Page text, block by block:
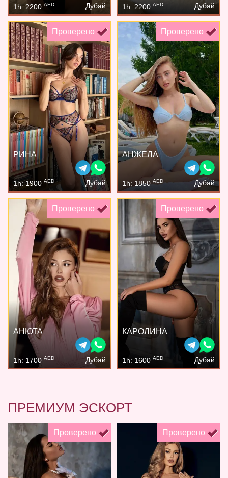
1h: 2200 AED Дубай 1h: 2200 AED Дубай
Проверено
РИНА
1h: 1900 AED Дубай
Проверено
АНЖЕЛА
1h: 1850AED Дубай
Проверено
АНЮТА
1h: 1700 AED Дубай
Проверено
КАРОЛИНА
1h: 1600 AED Дубай
ПРЕМИУМ ЭСКОРТ
Проверено Проверено